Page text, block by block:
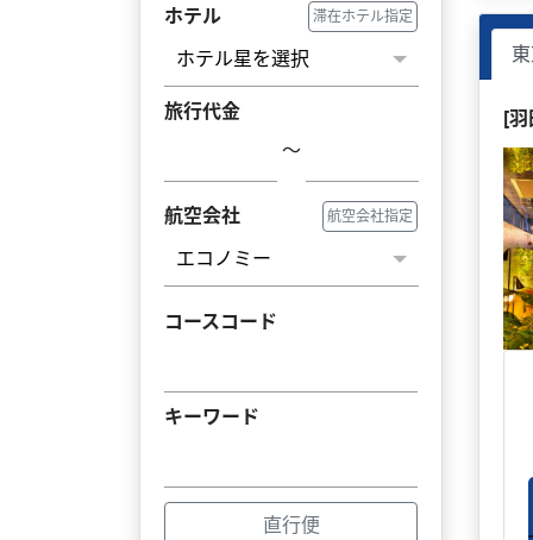
ホテル 滞在ホテル指定
旅行代金
～
航空会社 航空会社指定
コースコード
キーワード
直行便
[